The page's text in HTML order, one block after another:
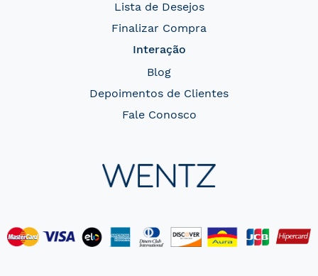
Lista de Desejos
Finalizar Compra
Interação
Blog
Depoimentos de Clientes
Fale Conosco